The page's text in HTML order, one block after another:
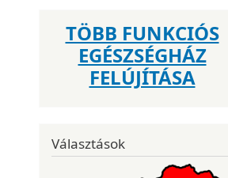
TÖBB FUNKCIÓS
EGÉSZSÉGHÁZ
FELÚJÍTÁSA
Választások